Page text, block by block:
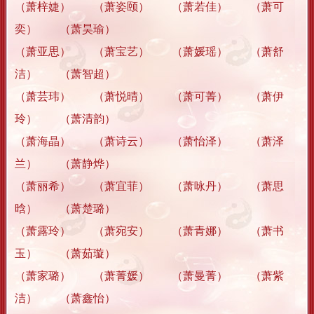
（萧梓婕） （萧姿颐） （萧若佳） （萧可
奕） （萧昊瑜）
（萧亚思） （萧宝艺） （萧媛瑶） （萧舒
洁） （萧智超）
（萧芸玮） （萧悦晴） （萧可菁） （萧伊
玲） （萧清韵）
（萧海晶） （萧诗云） （萧怡泽） （萧泽
兰） （萧静烨）
（萧丽希） （萧宜菲） （萧咏丹） （萧思
晗） （萧楚璐）
（萧露玲） （萧宛安） （萧青娜） （萧书
玉） （萧茹璇）
（萧家璐） （萧菁媛） （萧曼菁） （萧紫
洁） （萧鑫怡）